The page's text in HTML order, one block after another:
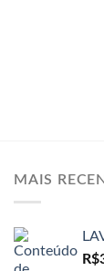
MAIS
R$